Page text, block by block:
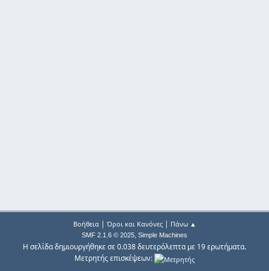
Βοήθεια| Όροι και Κανόνες| Πάνω ▲
SMF 2.1.6 © 2025, Simple Machines
Η σελίδα δημιουργήθηκε σε 0.038 δευτερόλεπτα με 19 ερωτήματα.
Μετρητής επισκέψεων: